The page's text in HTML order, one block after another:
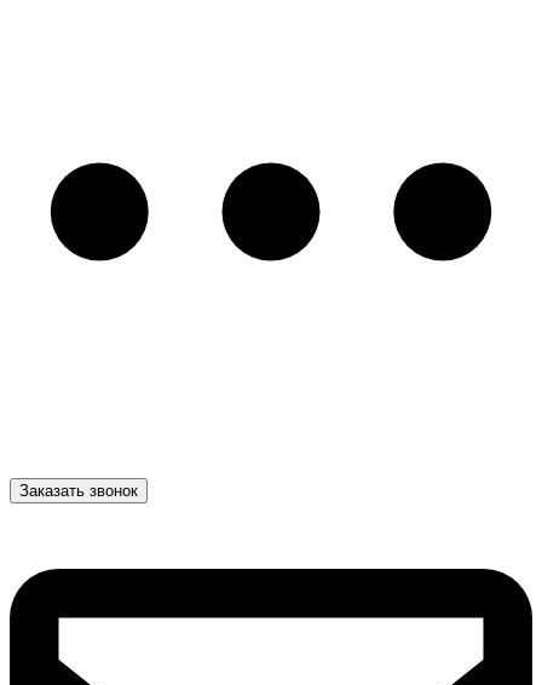
Заказать звонок